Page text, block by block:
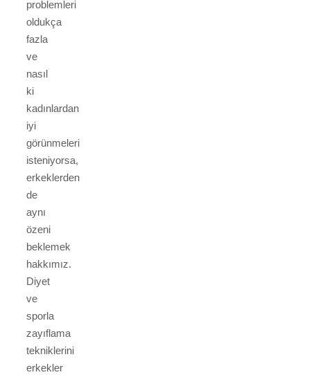
problemleri
oldukça
fazla
ve
nasıl
ki
kadınlardan
iyi
görünmeleri
isteniyorsa,
erkeklerden
de
aynı
özeni
beklemek
hakkımız.
Diyet
ve
sporla
zayıflama
tekniklerini
erkekler